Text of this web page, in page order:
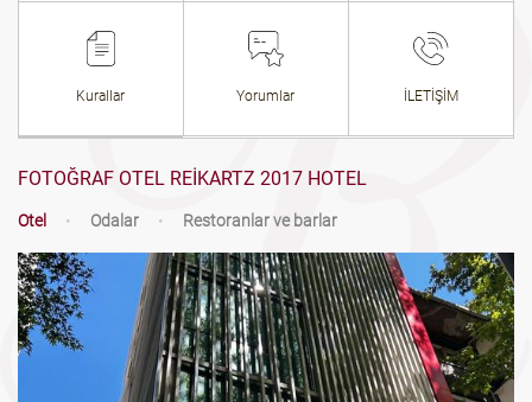
Kurallar Yorumlar İLETİŞİM
FOTOĞRAF OTEL REIKARTZ 2017 HOTEL
Otel • Odalar • Restoranlar ve barlar